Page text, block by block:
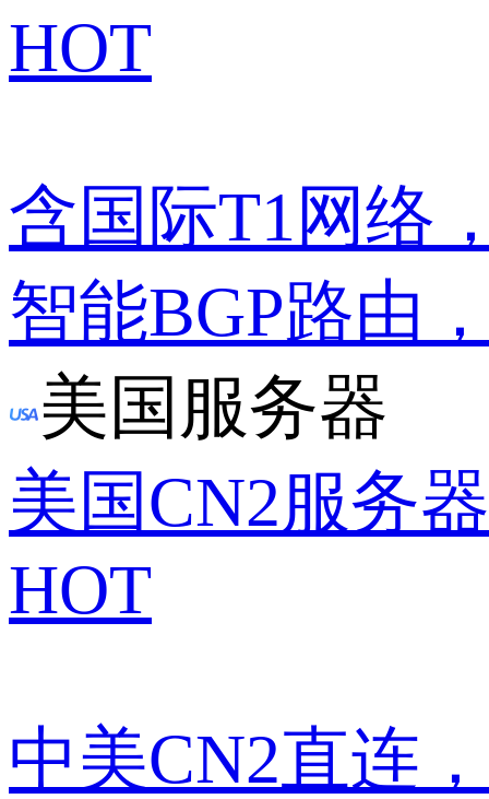
HOT
含国际T1网络
智能BGP路由
美国服务器
美国CN2服务器
HOT
中美CN2直连